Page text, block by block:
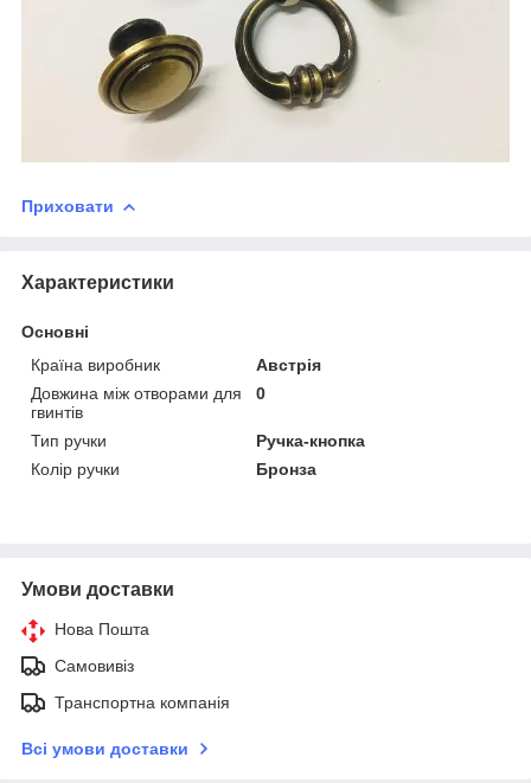
Приховати
Характеристики
Основні
Країна виробник
Австрія
Довжина між отворами для
гвинтів
0
Тип ручки
Ручка-кнопка
Колір ручки
Бронза
Умови доставки
Нова Пошта
Самовивіз
Транспортна компанія
Всі умови доставки